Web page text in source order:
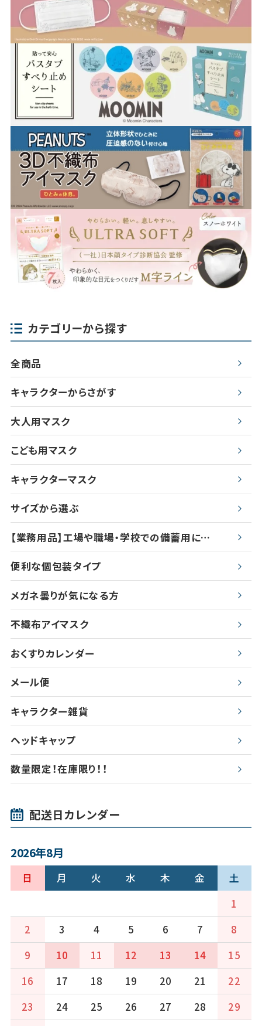
カテゴリーから探す
全商品
キャラクターからさがす
大人用マスク
こども用マスク
キャラクターマスク
サイズから選ぶ
【業務用品】工場や職場・学校での備蓄用に…
便利な個包装タイプ
メガネ曇りが気になる方
不織布アイマスク
おくすりカレンダー
メール便
キャラクター雑貨
ヘッドキャップ
数量限定！在庫限り！！
配送日カレンダー
2026年8月
日 月 火 水 木 金
土
1
2
3 4 5 6 7
8
9
10 11 12 13 14
15
16
17 18 19 20 21
22
23
24 25 26 27 28
29